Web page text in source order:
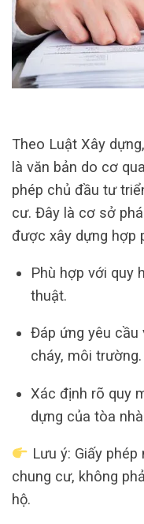
Theo Luật Xây dựng,
là văn bản do cơ
phép chủ đầu tư
cư. Đây là cơ sở
được xây dựng hợp
Phù hợp với quy
thuật.
Đáp ứng yêu cầu
cháy, môi trường.
Xác định rõ quy
dựng của tòa
Lưu ý: Giấy
chung cư, không
hộ.